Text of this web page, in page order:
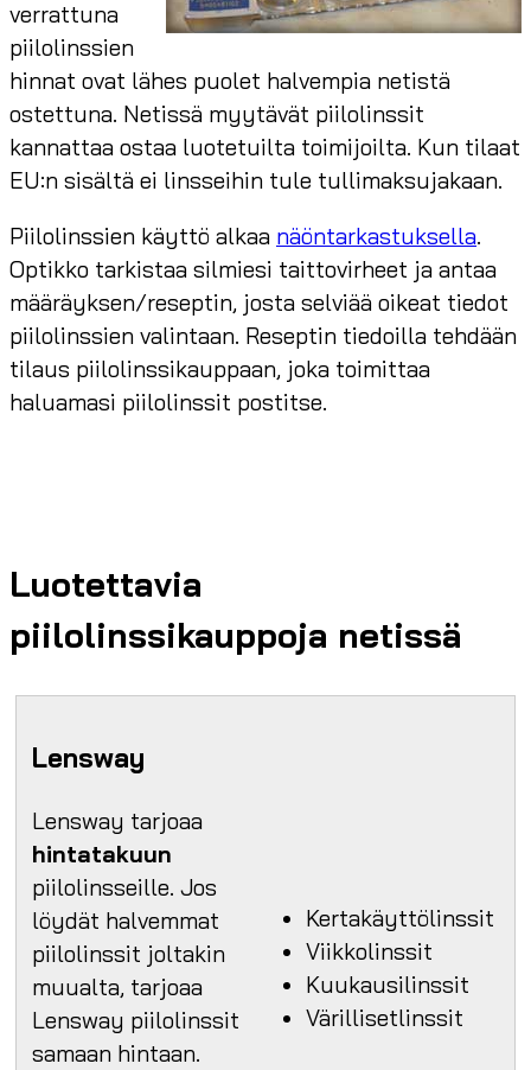
verrattuna
piilolinssien
hinnat ovat lähes puolet halvempia netistä
ostettuna. Netissä myytävät piilolinssit
kannattaa ostaa luotetuilta toimijoilta. Kun tilaat
EU:n sisältä ei linsseihin tule tullimaksujakaan.
Piilolinssien käyttö alkaa näöntarkastuksella.
Optikko tarkistaa silmiesi taittovirheet ja antaa
määräyksen/reseptin, josta selviää oikeat tiedot
piilolinssien valintaan. Reseptin tiedoilla tehdään
tilaus piilolinssikauppaan, joka toimittaa
haluamasi piilolinssit postitse.
Luotettavia
piilolinssikauppoja netissä
Lensway
Lensway tarjoaa
hintatakuun
piilolinsseille. Jos
löydät halvemmat
piilolinssit joltakin
muualta, tarjoaa
Lensway piilolinssit
samaan hintaan.
Kertakäyttölinssit
Viikkolinssit
Kuukausilinssit
Värillisetlinssit